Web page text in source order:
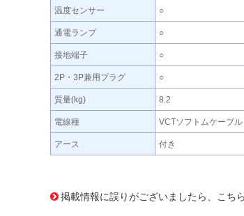
温度センサー ○
通電ランプ ○
接地端子 ○
2P・3P兼用プラグ ○
質量(kg) 8.2
電線種 VCTソフトムケーブル
アース 付き
掲載情報に誤りがございましたら、こち